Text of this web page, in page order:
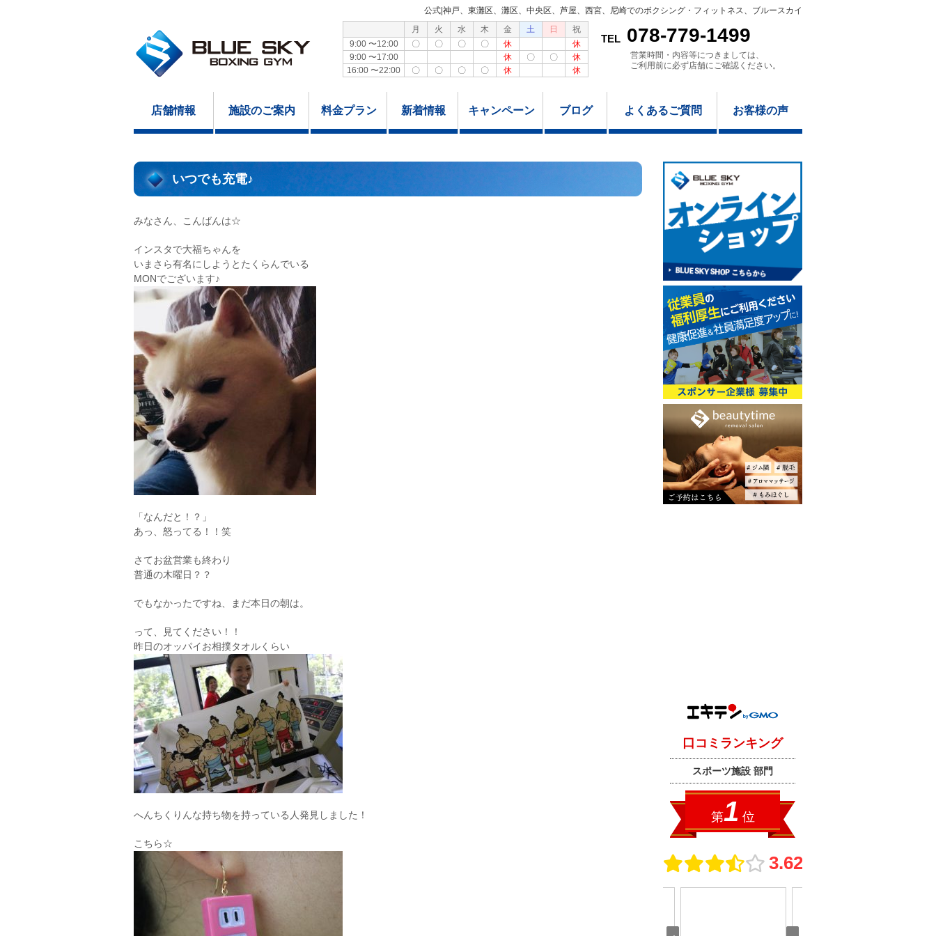
公式|神戸、東灘区、灘区、中央区、芦屋、西宮、尼崎でのボクシング・フィットネス、ブルースカイ
月
火 水 木 金 土 日
祝
9:00 〜12:00
〇 〇 〇 〇 休
休
9:00 〜17:00
休 〇 〇
休
16:00 〜22:00
〇 〇 〇 〇 休 休
TEL 078-779-1499
営業時間・内容等につきましては、
ご利用前に必ず店舗にご確認ください。
店舗情報 施設のご案内 料金プラン 新着情報 キャンペーン ブログ よくあるご質問 お客様の声
いつでも充電♪
みなさん、こんばんは☆
インスタで大福ちゃんを
いまさら有名にしようとたくらんでいる
MONでございます♪
「なんだと！？」
あっ、怒ってる！！笑
さてお盆営業も終わり
普通の木曜日？？
でもなかったですね、まだ本日の朝は。
って、見てください！！
昨日のオッパイお相撲タオルくらい
へんちくりんな持ち物を持っている人発見しました！
こちら☆